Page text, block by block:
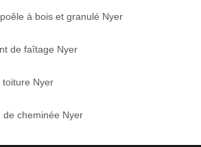
à bois et granulé Nyer
de faîtage Nyer
toiture Nyer
de cheminée Nyer